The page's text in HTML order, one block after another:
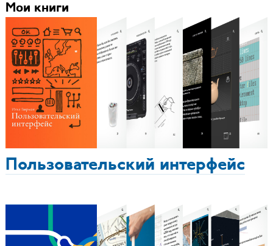
Мои книги
Пользовательский интерфейс